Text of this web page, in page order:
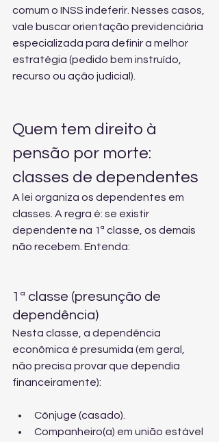
comum o INSS indeferir. Nesses casos,
vale buscar orientação previdenciária
especializada para definir a melhor
estratégia (pedido bem instruído,
recurso ou ação judicial).
Quem tem direito à
pensão por morte:
classes de dependentes
A lei organiza os dependentes em
classes. A regra é: se existir
dependente na 1ª classe, os demais
não recebem. Entenda:
1ª classe (presunção de
dependência)
Nesta classe, a dependência
econômica é presumida (em geral,
não precisa provar que dependia
financeiramente):
Cônjuge (casado).
Companheiro(a) em união estável